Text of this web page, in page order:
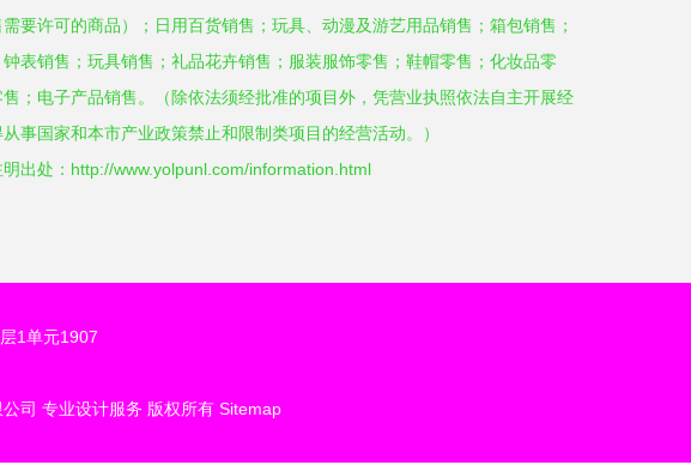
要许可的商品）；日用百货销售；玩具、动漫及游艺用品销售；箱包销售；
表销售；玩具销售；礼品花卉销售；服装服饰零售；鞋帽零售；化妆品零
；电子产品销售。（除依法须经批准的项目外，凭营业执照依法自主开展经
事国家和本市产业政策禁止和限制类项目的经营活动。）
出处：http://www.yolpunl.com/information.html
1单元1907
司 专业设计服务 版权所有 Sitemap